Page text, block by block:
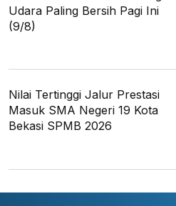
Udara Paling Bersih Pagi Ini
(9/8)
Nilai Tertinggi Jalur Prestasi
Masuk SMA Negeri 19 Kota
Bekasi SPMB 2026